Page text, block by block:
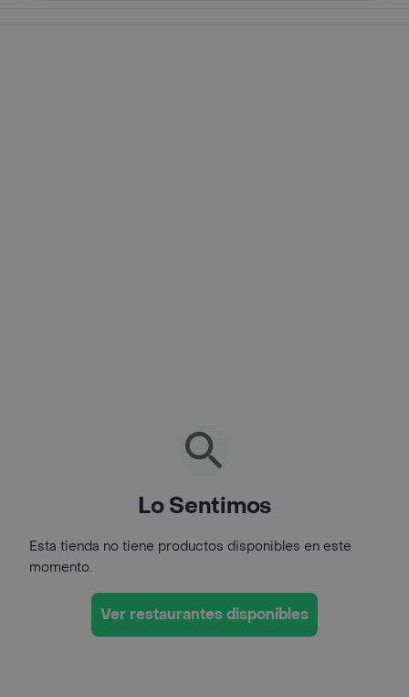
Lo Sentimos
Esta tienda no tiene productos disponibles en este
momento.
Ver restaurantes disponibles